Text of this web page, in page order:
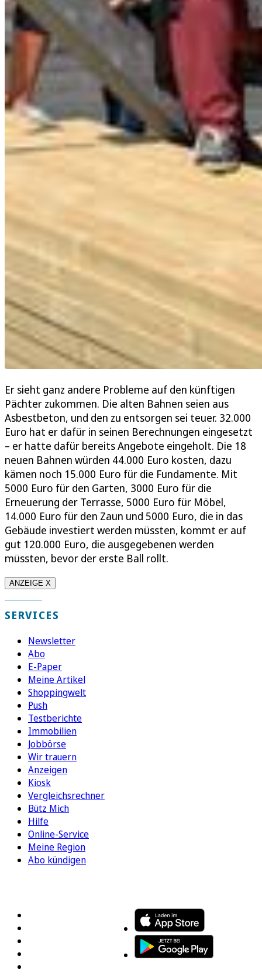
Er sieht ganz andere Probleme auf den künftigen
Pächter zukommen. Die alten Bahnen seien aus
Asbestbeton, und den zu entsorgen sei teuer. 32.000
Euro hat er dafür in seinen Berechnungen eingesetzt
– er hatte dafür bereits Angebote eingeholt. Die 18
neuen Bahnen würden 44.000 Euro kosten, dazu
kämen noch 15.000 Euro für die Fundamente. Mit
5000 Euro für den Garten, 3000 Euro für die
Erneuerung der Terrasse, 5000 Euro für Möbel,
14.000 Euro für den Zaun und 5000 Euro, die in das
Gebäude investiert werden müssten, kommt er auf
gut 120.000 Euro, die ausgegebenen werden
müssten, bevor der erste Ball rollt.
ANZEIGE X
SERVICES
Newsletter
Abo
E-Paper
Meine Artikel
Shoppingwelt
Push
Testberichte
Immobilien
Jobbörse
Wir trauern
Anzeigen
Kiosk
Vergleichsrechner
Bütz Mich
Hilfe
Online-Service
Meine Region
Abo kündigen